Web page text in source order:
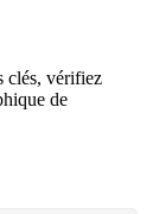
clés, vérifiez
de